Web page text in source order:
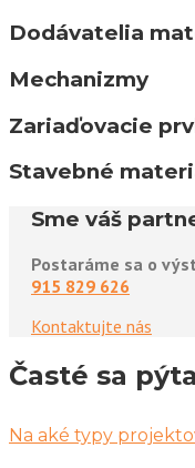
Dodávatelia
Mechanizmy
Zariaďovacie
Stavebné
Sme váš
Postaráme sa o
915 829 626
Kontaktujte nás
Časté sa
Na aké typy